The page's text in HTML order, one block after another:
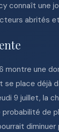
connaît
abrités
montre une
se place
9 juillet, la
de